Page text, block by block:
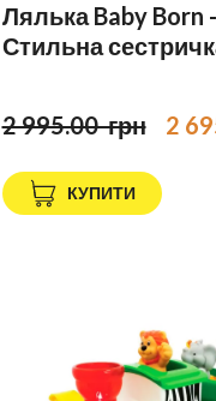
Лялька Baby Born -
Стильна
2 995.00  грн 2
КУПИТИ